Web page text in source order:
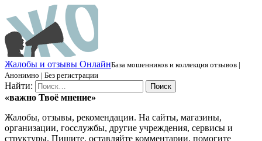
Жалобы и отзывы ОнлайнБаза мошенников и коллекция отзывов |
Анонимно | Без регистрации
Найти:
«важно Твоё мнение»
Жалобы, отзывы, рекомендации. На сайты, магазины,
организации, госслужбы, другие учреждения, сервисы и
структуры. Пишите, оставляйте комментарии, помогите